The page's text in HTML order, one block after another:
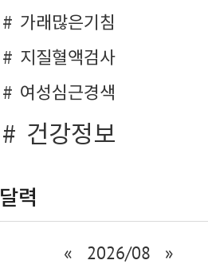
가래많은기침
지질혈액검사
여성심근경색
건강정보
달력
« 2026/08 »